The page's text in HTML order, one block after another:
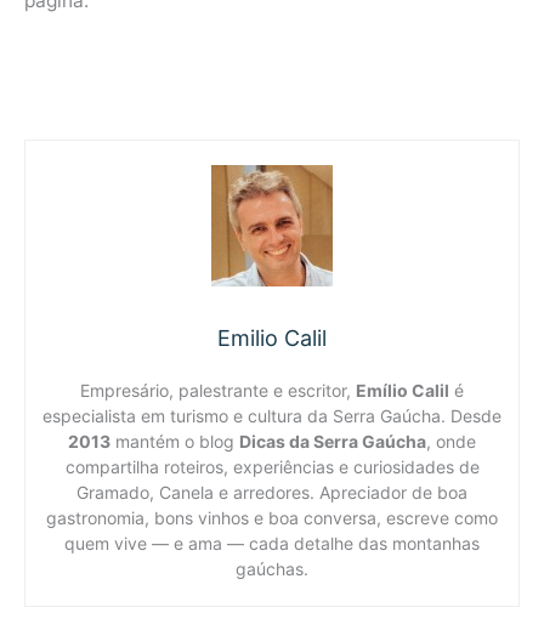
Emilio Calil
Empresário, palestrante e escritor, Emílio Calil é
especialista em turismo e cultura da Serra Gaúcha. Desde
2013 mantém o blog Dicas da Serra Gaúcha, onde
compartilha roteiros, experiências e curiosidades de
Gramado, Canela e arredores. Apreciador de boa
gastronomia, bons vinhos e boa conversa, escreve como
quem vive — e ama — cada detalhe das montanhas
gaúchas.